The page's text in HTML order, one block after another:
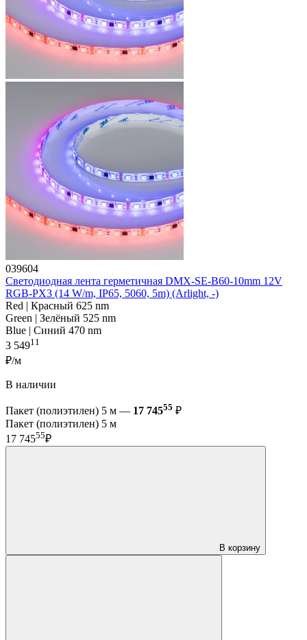
039604
Светодиодная лента герметичная DMX-SE-B60-10mm 12V
RGB-PX3 (14 W/m, IP65, 5060, 5m) (Arlight, -)
Red | Красный 625 nm
Green | Зелёный 525 nm
Blue | Синий 470 nm
3 54911
₽/м
В наличии
Пакет (полиэтилен) 5 м — 17 74555 ₽
Пакет (полиэтилен) 5 м
17 74555₽
В корзину